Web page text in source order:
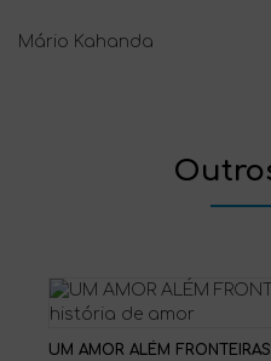
Mário Kahanda
UM AMOR ALÉM